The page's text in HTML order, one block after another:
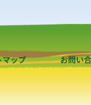
マップ お問い